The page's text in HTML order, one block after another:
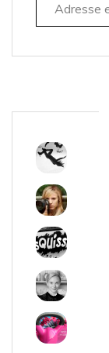
n